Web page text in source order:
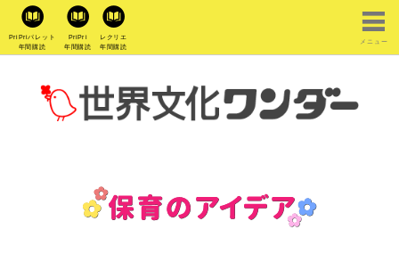
PriPriパレット
年間購読
PriPri
年間購読
レクリエ
年間購読
メニュー